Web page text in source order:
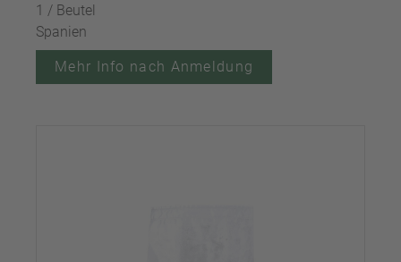
1 / Beutel
Spanien
Mehr Info nach Anmeldung